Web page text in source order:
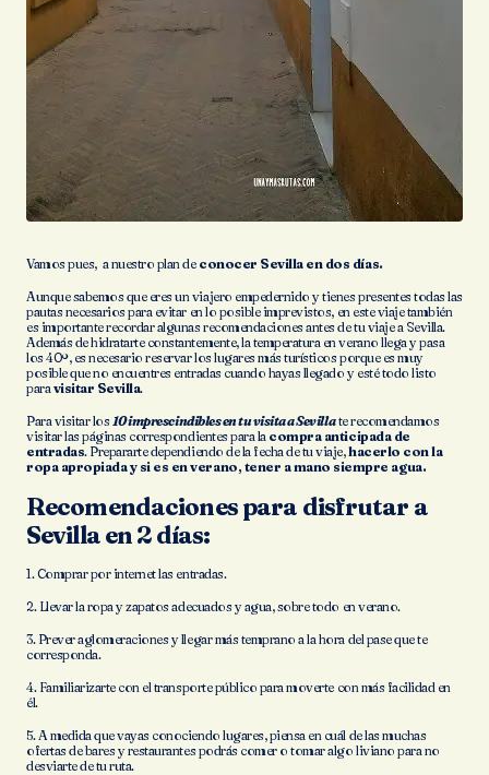
Vamos pues, a nuestro plan de conocer Sevilla en dos días.
Aunque sabemos que eres un viajero empedernido y tienes presentes todas las
pautas necesarios para evitar en lo posible imprevistos, en este viaje también
es importante recordar algunas recomendaciones antes de tu viaje a Sevilla.
Además de hidratarte constantemente, la temperatura en verano llega y pasa
los 40º, es necesario reservar los lugares más turísticos porque es muy
posible que no encuentres entradas cuando hayas llegado y esté todo listo
para visitar Sevilla.
Para visitar los 10 imprescindibles en tu visita a Sevillate recomendamos
visitar las páginas correspondientes para la compra anticipada de
entradas. Prepararte dependiendo de la fecha de tu viaje,hacerlo con la
ropa apropiada y si es en verano, tener a mano siempre agua.
Recomendaciones para disfrutar a
Sevilla en 2 días:
1. Comprar por internet las entradas.
2. Llevar la ropa y zapatos adecuados y agua, sobre todo en verano.
3. Prever aglomeraciones y llegar más temprano a la hora del pase que te
corresponda.
4. Familiarizarte con el transporte público para moverte con más facilidad en
él.
5. A medida que vayas conociendo lugares, piensa en cuál de las muchas
ofertas de bares y restaurantes podrás comer o tomar algo liviano para no
desviarte de tu ruta.